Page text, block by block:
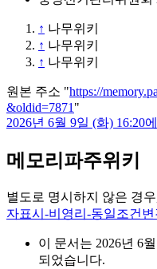
↑ 나무위키
↑ 나무위키
↑ 나무위키
원본 주소 "https://
&oldid=7871 "
2026년 6월 9일 (화) 16:20
메모리파주위키
별도로 명시하지 않은 경
자표시-비영리-동일조건
이 문서는 2026년 6
되었습니다.